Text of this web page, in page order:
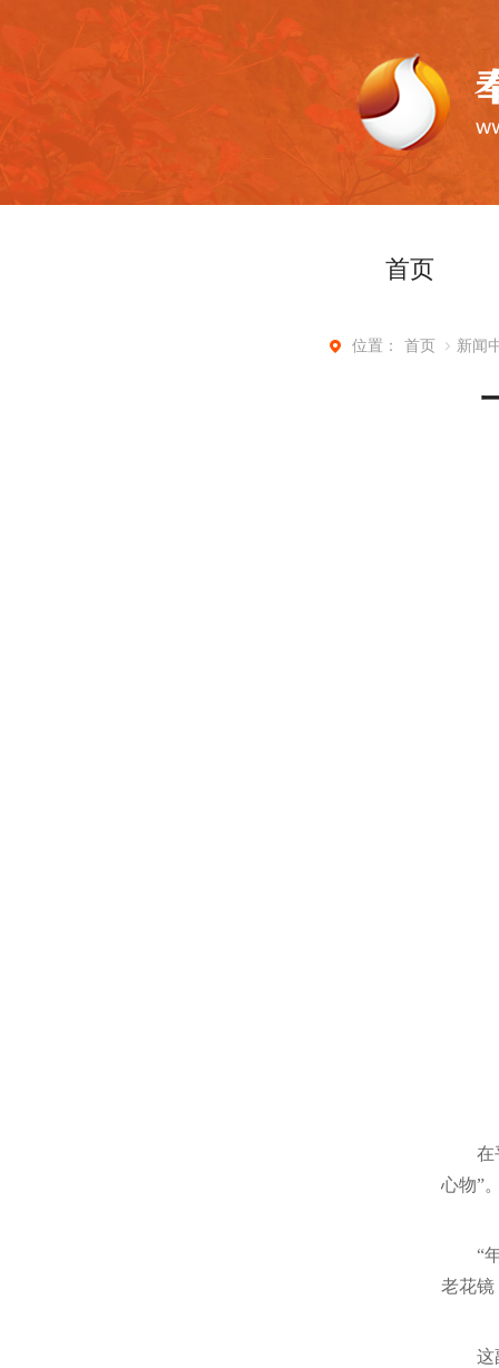
首页
位置： 首页 新闻
在
心物”
“
老花镜
这